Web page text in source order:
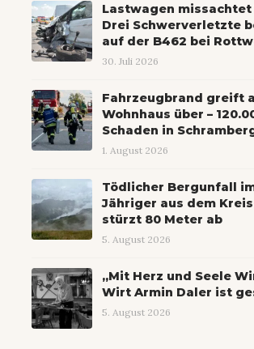
Lastwagen
Drei Schwerverletzte
auf der B462 bei
30. Juli 2026
Fahrzeugbrand greift
Wohnhaus über –
Schaden in
1. August 2026
Tödlicher Bergunfall
Jähriger aus dem
stürzt 80 Meter ab
5. August 2026
„Mit Herz und Seele
Wirt Armin Daler ist
5. August 2026